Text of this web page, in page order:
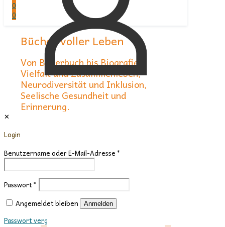
✕
Login
Benutzername oder E-Mail-Adresse*
Passwort*
Angemeldet bleiben
Anmelden
Passwort vergessen?
0
0
Bücher voller Leben
Von Bilderbuch bis Biografie:
Vielfalt und Zusammenleben,
Neurodiversität und Inklusion,
Seelische Gesundheit und
Erinnerung.
Bücher entdecken
Neuerscheinungen
Neu